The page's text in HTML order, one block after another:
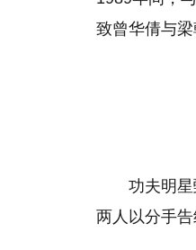
致曾华倩与梁
功夫明
两人以分手告